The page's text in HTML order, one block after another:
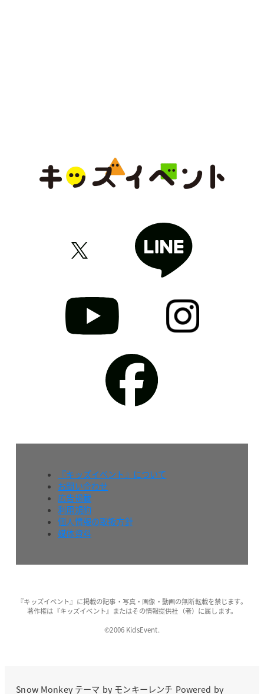
『キッズイベント』について
お問い合わせ
広告掲載
利用規約
個人情報の取扱方針
媒体資料
『キッズイベント』に掲載の記事・写真・画像・動画の無断転載を禁じます。
著作権は『キッズイベント』またはその情報提供社（者）に属します。
©2006 KidsEvent.
Snow Monkeyテーマ by モンキーレンチ Powered by